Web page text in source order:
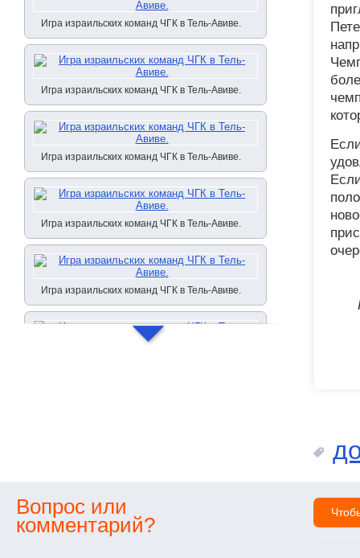
Игра израильских команд ЧГК в Тель-Авиве.
Игра израильских команд ЧГК в Тель-Авиве.
Игра израильских команд ЧГК в Тель-Авиве.
Игра израильских команд ЧГК в Тель-Авиве.
Игра израильских команд ЧГК в Тель-Авиве.
Вопрос или
комментарий?